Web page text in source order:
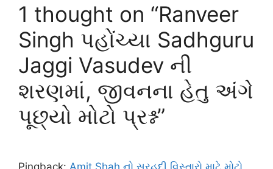
1 thought on “Ranveer
Singh પહોંચ્યા Sadhguru
Jaggi Vasudev ની
શરણમાં, જીવનના હેતુ અંગે
પૂછ્યો મોટો પ્રશ્ન”
Pingback: Amit Shah નો સરહદી વિસ્તારો માટે મોટો